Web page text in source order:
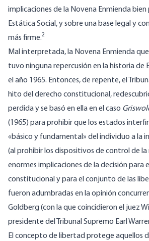
implicaciones de la Novena Enmienda
Estática Social, y sobre una base legal y
más firme.2
Mal interpretada, la Novena Enmienda
tuvo ninguna repercusión en la historia de
el año 1965. Entonces, de repente, el
hito del derecho constitucional,
perdida y se basó en ella en el caso
(1965) para prohibir que los estados
«básico y fundamental» del individuo a la
(al prohibir los dispositivos de control de la
enormes implicaciones de la decisión para
constitucional y para el conjunto de las
fueron adumbradas en la opinión
Goldberg (con la que coincidieron el juez
presidente del Tribunal Supremo Earl
El concepto de libertad protege aquellos